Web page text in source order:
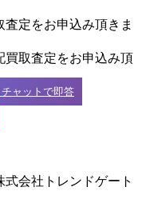
定をお申込み頂きま
買取査定をお申込み頂
ャットで即答
会社トレンドゲート